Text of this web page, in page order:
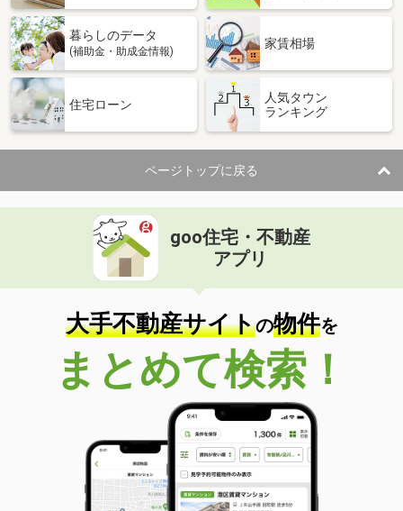
暮らしのデータ
(補助金・助成金情報)
家賃相場
住宅ローン
人気タウン
ランキング
ページトップに戻る
goo住宅・不動産
アプリ
大手不動産サイトの物件を
まとめて検索！